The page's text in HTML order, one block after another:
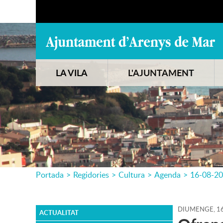
LA VILA L'AJUNTAMENT
Portada > Regidories > Cultura > Agenda > 16-08-
ACTUALITAT DIUMENGE,